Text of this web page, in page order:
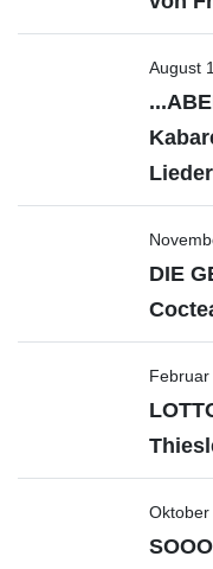
August
Lieder
DIE